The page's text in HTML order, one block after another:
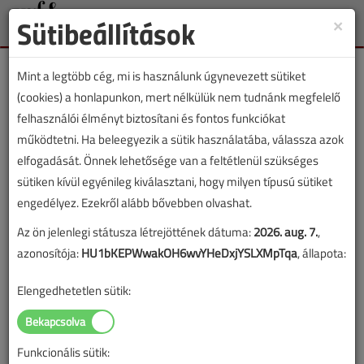
Toggle
Lapszám:
TARTALOM
Fűtéstechnika HKL
Nyomáskülönbség nélküli
primer elosztóhálózatoknál
alkalmazott kettős
×
Sütibeállítások
Mint a legtöbb cég, mi is használunk úgynevezett sütiket
(cookies) a honlapunkon, mert nélkülük nem tudnánk megfelelő
felhasználói élményt biztosítani és fontos funkciókat
működtetni. Ha beleegyezik a sütik használatába, válassza azok
elfogadását. Önnek lehetősége van a feltétlenül szükséges
sütiken kívül egyénileg kiválasztani, hogy milyen típusú sütiket
engedélyez. Ezekről alább bővebben olvashat.
Az ön jelenlegi státusza létrejöttének dátuma:2026. aug. 7.,
azonosítója:HU1bKEPWwakOH6wvYHeDxjYSLXMpTqa, állapota:
Elengedhetetlen sütik:
Funkcionális sütik: